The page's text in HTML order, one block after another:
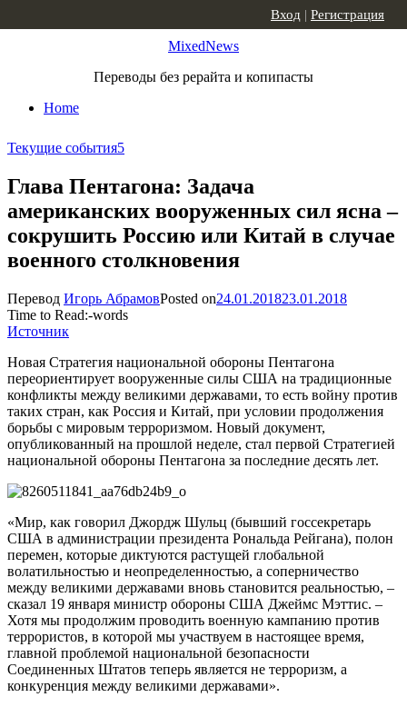
MixedNews
Переводы без рерайта и копипасты
Home
Вход | Регистрация
Текущие события5
Глава Пентагона: Задача
американских вооруженных сил ясна –
сокрушить Россию или Китай в случае
военного столкновения
Перевод Игорь АбрамовPosted on24.01.201823.01.2018
Time to Read:-words
Источник
Новая Стратегия национальной обороны Пентагона
переориентирует вооруженные силы США на традиционные
конфликты между великими державами, то есть войну против
таких стран, как Россия и Китай, при условии продолжения
борьбы с мировым терроризмом. Новый документ,
опубликованный на прошлой неделе, стал первой Стратегией
национальной обороны Пентагона за последние десять лет.
«Мир, как говорил Джордж Шульц (бывший госсекретарь
США в администрации президента Рональда Рейгана), полон
перемен, которые диктуются растущей глобальной
волатильностью и неопределенностью, а соперничество
между великими державами вновь становится реальностью, –
сказал 19 января министр обороны США Джеймс Мэттис. –
Хотя мы продолжим проводить военную кампанию против
террористов, в которой мы участвуем в настоящее время,
главной проблемой национальной безопасности
Соединенных Штатов теперь является не терроризм, а
конкуренция между великими державами».